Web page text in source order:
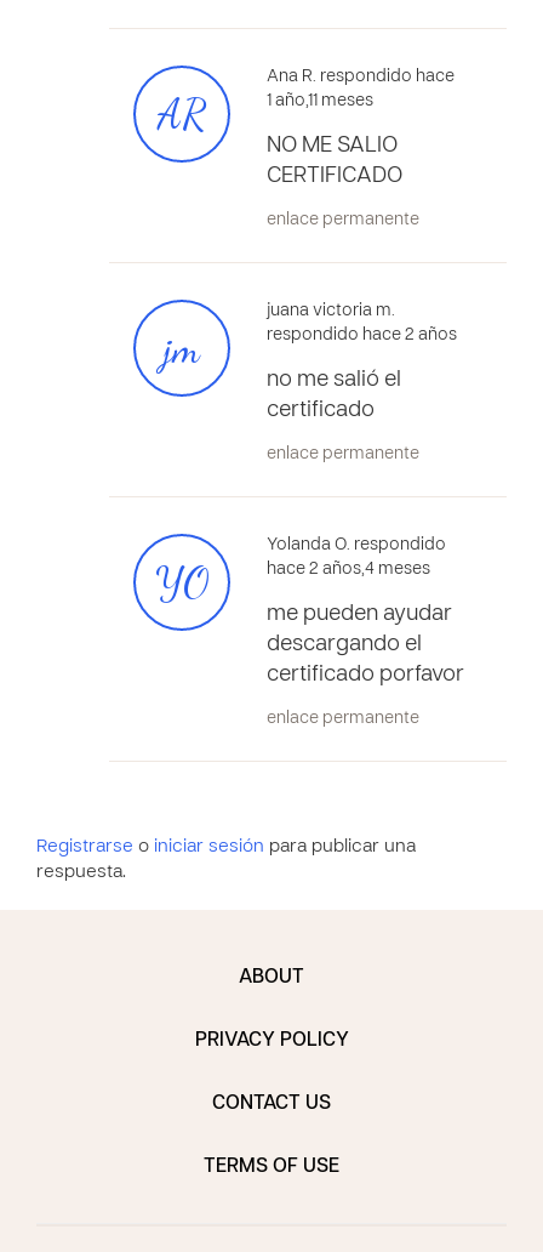
AR
Ana R. respondido hace
1 año,11 meses
NO ME SALIO
CERTIFICADO
enlace permanente
jm
juana victoria m.
respondido hace 2 años
no me salió el
certificado
enlace permanente
YO
Yolanda O. respondido
hace 2 años,4 meses
me pueden ayudar
descargando el
certificado porfavor
enlace permanente
Registrarse o iniciar sesión para publicar una
respuesta.
ABOUT
PRIVACY POLICY
CONTACT US
TERMS OF USE